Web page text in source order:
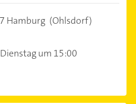
Hamburg (Ohlsdorf)
um 15:00